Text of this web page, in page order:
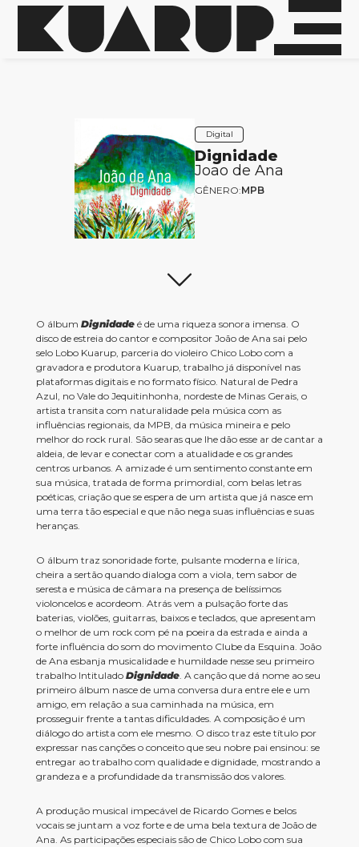
Digital
Dignidade
Joao de Ana
GÊNERO:MPB
O álbum Dignidadeé de uma riqueza sonora imensa. O
disco de estreia do cantor e compositor João de Ana sai pelo
selo Lobo Kuarup, parceria do violeiro Chico Lobo com a
gravadora e produtora Kuarup, trabalho já disponível nas
plataformas digitais e no formato físico. Natural de Pedra
Azul, no Vale do Jequitinhonha, nordeste de Minas Gerais, o
artista transita com naturalidade pela música com as
influências regionais, da MPB, da música mineira e pelo
melhor do rock rural. São searas que lhe dão esse ar de cantar a
aldeia, de levar e conectar com a atualidade e os grandes
centros urbanos. A amizade é um sentimento constante em
sua música, tratada de forma primordial, com belas letras
poéticas, criação que se espera de um artista que já nasce em
uma terra tão especial e que não nega suas influências e suas
heranças.
O álbum traz sonoridade forte, pulsante moderna e lírica,
cheira a sertão quando dialoga com a viola, tem sabor de
seresta e música de câmara na presença de belíssimos
violoncelos e acordeom. Atrás vem a pulsação forte das
baterias, violões, guitarras, baixos e teclados, que apresentam
o melhor de um rock com pé na poeira da estrada e ainda a
forte influência do som do movimento Clube da Esquina. João
de Ana esbanja musicalidade e humildade nesse seu primeiro
trabalho Intitulado Dignidade. A canção que dá nome ao seu
primeiro álbum nasce de uma conversa dura entre ele e um
amigo, em relação a sua caminhada na música, em
prosseguir frente a tantas dificuldades. A composição é um
diálogo do artista com ele mesmo. O disco traz este título por
expressar nas canções o conceito que seu nobre pai ensinou: se
entregar ao trabalho com qualidade e dignidade, mostrando a
grandeza e a profundidade da transmissão dos valores.
A produção musical impecável de Ricardo Gomes e belos
vocais se juntam a voz forte e de uma bela textura de João de
Ana. As participações especiais são de Chico Lobo com sua